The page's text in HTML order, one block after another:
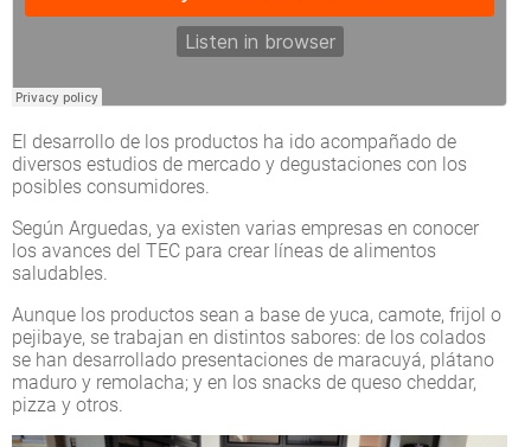
El desarrollo de los productos ha ido acompañado de
diversos estudios de mercado y degustaciones con los
posibles consumidores.
Según Arguedas, ya existen varias empresas en conocer
los avances del TEC para crear líneas de alimentos
saludables.
Aunque los productos sean a base de yuca, camote, frijol o
pejibaye, se trabajan en distintos sabores: de los colados
se han desarrollado presentaciones de maracuyá, plátano
maduro y remolacha; y en los snacks de queso cheddar,
pizza y otros.